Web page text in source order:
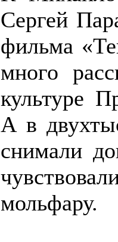
Сергей
фильма
много
культуре
А в
снимали
мольфару.